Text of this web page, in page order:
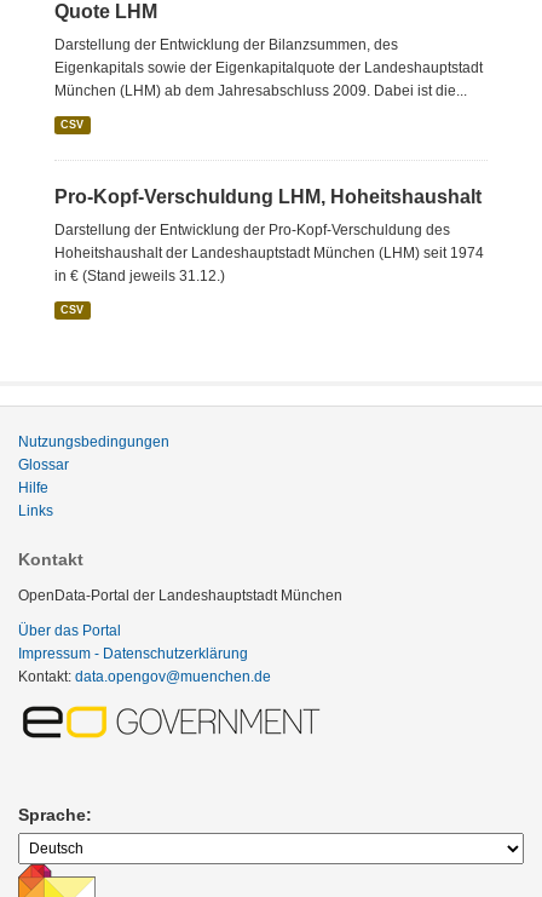
Quote LHM
Darstellung der Entwicklung der Bilanzsummen, des
Eigenkapitals sowie der Eigenkapitalquote der Landeshauptstadt
München (LHM) ab dem Jahresabschluss 2009. Dabei ist die...
CSV
Pro-Kopf-Verschuldung LHM, Hoheitshaushalt
Darstellung der Entwicklung der Pro-Kopf-Verschuldung des
Hoheitshaushalt der Landeshauptstadt München (LHM) seit 1974
in € (Stand jeweils 31.12.)
CSV
Nutzungsbedingungen
Glossar
Hilfe
Links
Kontakt
OpenData-Portal der Landeshauptstadt München
Über das Portal
Impressum - Datenschutzerklärung
Kontakt: data.opengov@muenchen.de
Sprache